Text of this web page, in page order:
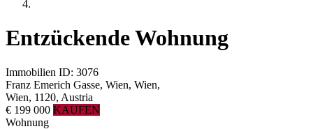
Entzückende Wohnung
Immobilien ID: 3076
Franz Emerich Gasse, Wien, Wien,
Wien, 1120, Austria
€ 199 000 KAUFEN
Wohnung